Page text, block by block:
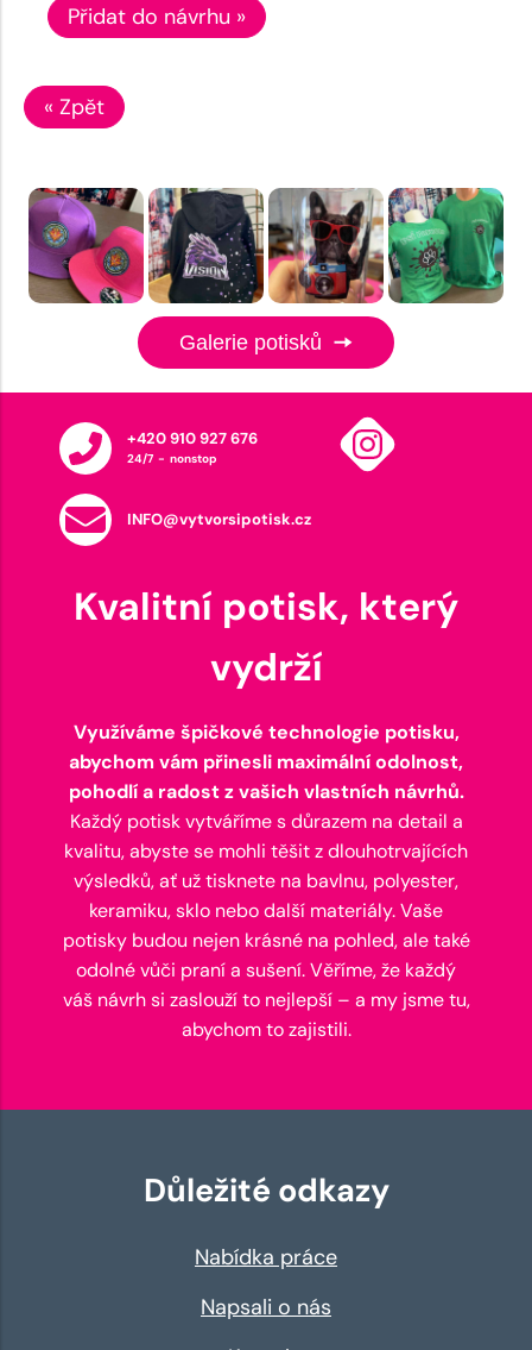
Přidat do návrhu »
« Zpět
Galerie potisků
+420 910 927 676
24/7 - nonstop
INFO@vytvorsipotisk.cz
Kvalitní potisk, který
vydrží
Využíváme špičkové technologie potisku,
abychom vám přinesli maximální odolnost,
pohodlí a radost z vašich vlastních návrhů.
Každý potisk vytváříme s důrazem na detail a
kvalitu, abyste se mohli těšit z dlouhotrvajících
výsledků, ať už tisknete na bavlnu, polyester,
keramiku, sklo nebo další materiály. Vaše
potisky budou nejen krásné na pohled, ale také
odolné vůči praní a sušení. Věříme, že každý
váš návrh si zaslouží to nejlepší – a my jsme tu,
abychom to zajistili.
Důležité odkazy
Nabídka práce
Napsali o nás